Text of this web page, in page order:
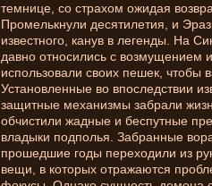
темнице, со страхом ожидая
Промелькнули десятилетия, и
известного, канув в легенды. На
давно относились с возмущением
использовали своих пешек, чтобы
Установленные во впоследствии
защитные механизмы забрали
обчистили жадные и беспутные
владыки подполья. Забранные
прошедшие годы переходили из
вещи, в которых отражаются